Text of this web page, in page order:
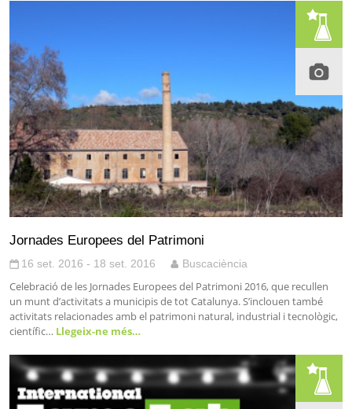
Jornades Europees del Patrimoni
16 set. 2016 - 18 set. 2016 Buscaciència
Celebració de les Jornades Europees del Patrimoni 2016, que recullen
un munt d’activitats a municipis de tot Catalunya. S’inclouen també
activitats relacionades amb el patrimoni natural, industrial i tecnològic,
científic… Llegeix-ne més…